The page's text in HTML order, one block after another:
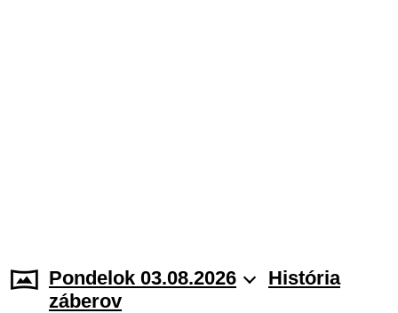
Pondelok 03.08.2026
História
záberov